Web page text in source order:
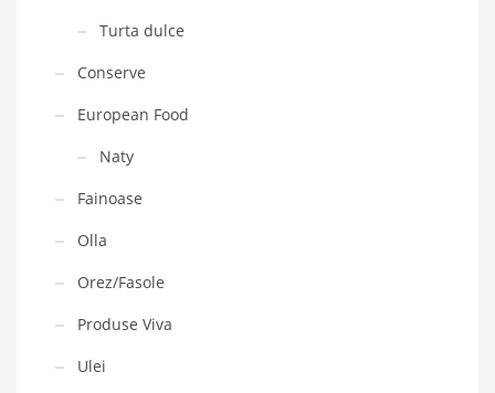
Turta dulce
Conserve
European Food
Naty
Fainoase
Olla
Orez/Fasole
Produse Viva
Ulei